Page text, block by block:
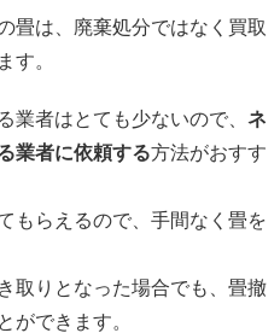
畳は、廃棄処分ではなく買取
す。
業者はとても少ないので、 ネ
業者に依頼する方法がおすす
もらえるので、手間なく畳を
取りとなった場合でも、畳撤
ができます。